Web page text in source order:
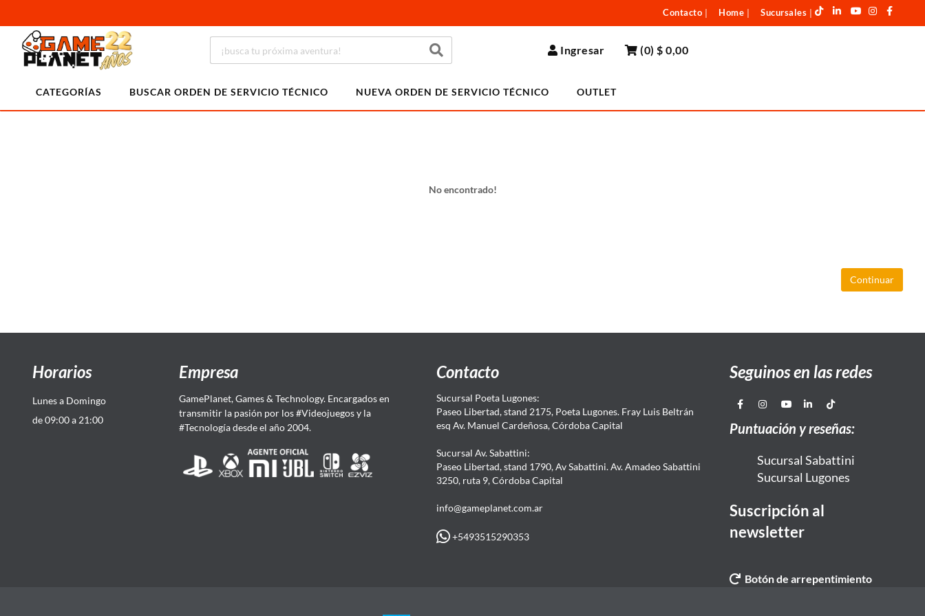
Contacto Home Sucursales
Ingresar (0)$ 0,00
CATEGORÍAS BUSCAR ORDEN DE SERVICIO TÉCNICO NUEVA ORDEN DE SERVICIO TÉCNICO OUTLET
No encontrado!
Continuar
Horarios
Lunes a Domingo
de 09:00 a 21:00
Empresa
GamePlanet, Games & Technology. Encargados en
transmitir la pasión por los #Videojuegos y la
#Tecnología desde el año 2004.
Contacto
Sucursal Poeta Lugones:
Paseo Libertad, stand 2175, Poeta Lugones. Fray Luis Beltrán
esq Av. Manuel Cardeñosa, Córdoba Capital
Sucursal Av. Sabattini:
Paseo Libertad, stand 1790, Av Sabattini. Av. Amadeo Sabattini
3250, ruta 9, Córdoba Capital
info@gameplanet.com.ar
+5493515290353
Seguinos en las redes
Puntuación y reseñas:
Sucursal Sabattini
Sucursal Lugones
Suscripción al
newsletter
Botón de arrepentimiento